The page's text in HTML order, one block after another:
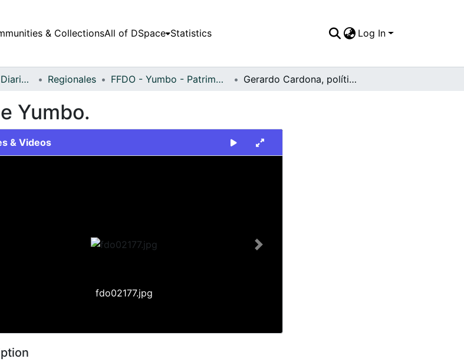
& CollectionsAll of DSpace Statistics Log In
Fondo Fotográfico Diario Occidente Regionales FFDO - Yumbo - Patrimonial Gerardo Cardona, político de Yumbo.
Yumbo.
& Videos
fdo02177.jpg
Next